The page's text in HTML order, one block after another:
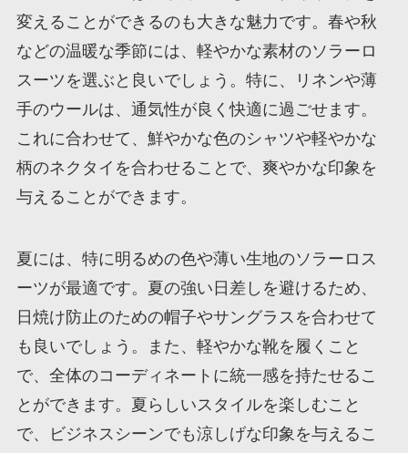
変えることができるのも大きな魅力です。春や秋
などの温暖な季節には、軽やかな素材のソラーロ
スーツを選ぶと良いでしょう。特に、リネンや薄
手のウールは、通気性が良く快適に過ごせます。
これに合わせて、鮮やかな色のシャツや軽やかな
柄のネクタイを合わせることで、爽やかな印象を
与えることができます。
夏には、特に明るめの色や薄い生地のソラーロス
ーツが最適です。夏の強い日差しを避けるため、
日焼け防止のための帽子やサングラスを合わせて
も良いでしょう。また、軽やかな靴を履くこと
で、全体のコーディネートに統一感を持たせるこ
とができます。夏らしいスタイルを楽しむこと
で、ビジネスシーンでも涼しげな印象を与えるこ